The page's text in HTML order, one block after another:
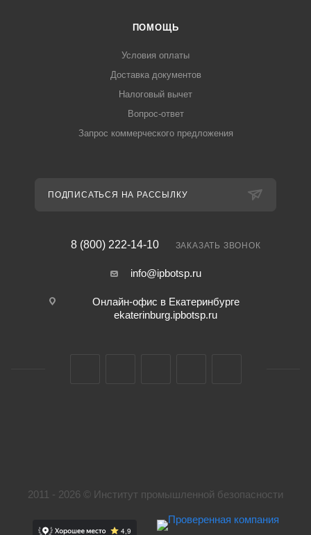
ПОМОЩЬ
Условия оплаты
Доставка документов
Налоговый вычет
Вопрос-ответ
Запрос коммерческого предложения
ПОДПИСАТЬСЯ НА РАССЫЛКУ
8 (800) 222-14-10 ЗАКАЗАТЬ ЗВОНОК
info@ipbotsp.ru
Онлайн-офис в Екатеринбурге
ekaterinburg.ipbotsp.ru
2011 - 2026 © Институт промышленной безопасности